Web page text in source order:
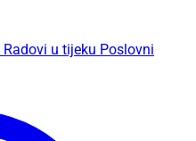
Radovi u tijeku Poslovni